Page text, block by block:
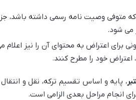
متوفی وصیت نامه رسمی داشته باشد،
می شود.
برای اعتراض به محتوای آن را نیز اعلام
اعتراض خود را مطرح کنند.
، پایه و اساس تقسیم ترکه، نقل و
انجام مراحل بعدی الزامی است.